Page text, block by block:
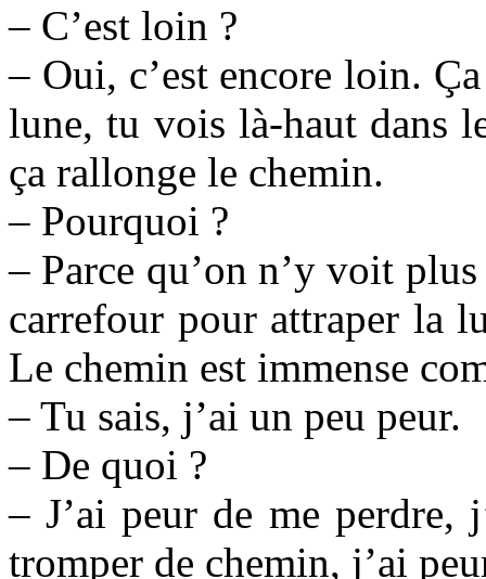
– C’est loin ?
– Oui, c’est encore loin.
lune, tu vois là-haut dans
ça rallonge le chemin.
– Pourquoi ?
– Parce qu’on n’y voit
carrefour pour attraper la
Le chemin est immense
– Tu sais, j’ai un peu peur.
– De quoi ?
– J’ai peur de me perdre,
tromper de chemin, j’ai